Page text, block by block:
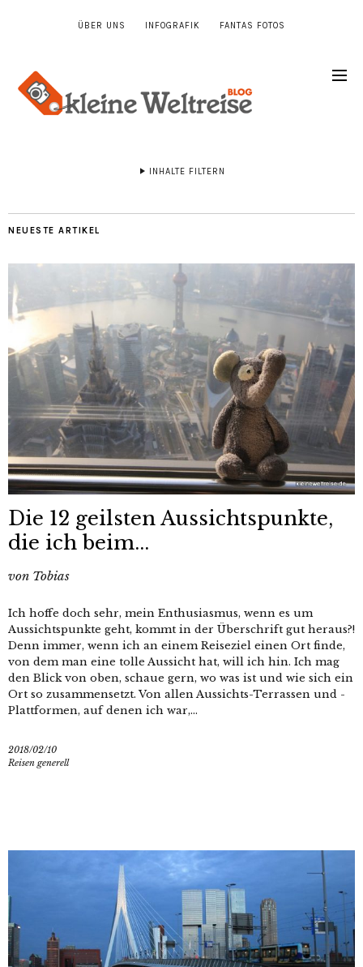
ÜBER UNS INFOGRAFIK FANTAS FOTOS
INHALTE FILTERN
NEUESTE ARTIKEL
Die 12 geilsten Aussichtspunkte,
die ich beim...
von Tobias
Ich hoffe doch sehr, mein Enthusiasmus, wenn es um
Aussichtspunkte geht, kommt in der Überschrift gut heraus?!
Denn immer, wenn ich an einem Reiseziel einen Ort finde,
von dem man eine tolle Aussicht hat, will ich hin. Ich mag
den Blick von oben, schaue gern, wo was ist und wie sich ein
Ort so zusammensetzt. Von allen Aussichts-Terrassen und -
Plattformen, auf denen ich war,...
2018/02/10
Reisen generell